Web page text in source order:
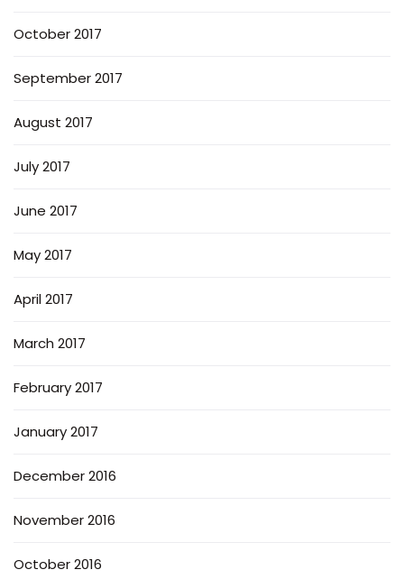
October 2017
September 2017
August 2017
July 2017
June 2017
May 2017
April 2017
March 2017
February 2017
January 2017
December 2016
November 2016
October 2016